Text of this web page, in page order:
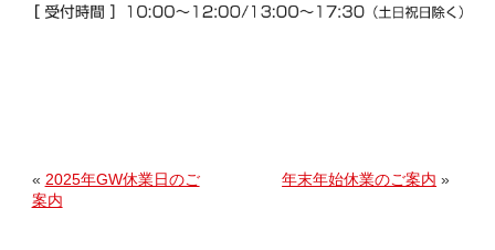
« 2025年GW休業日のご
案内
年末年始休業のご案内 »